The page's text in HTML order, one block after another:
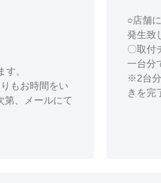
。
もお時間をい
第、メールにて
○店舗
発生致
〇取付
一台分
※2台
きを完